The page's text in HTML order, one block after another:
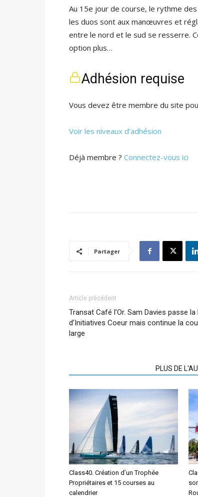
Au 15e jour de course, le rythme
les duos sont aux manœuvres et
entre le nord et le sud se resserre.
option plus…
Adhésion requise
Vous devez être membre du site
Voir les niveaux d’adhésion
Déjà membre ? Connectez-vous ici
Partager
Article précédent
Transat Café l’Or. Sam Davies passe la
d’Initiatives Coeur mais continue la
large
PLUS DE
Class40. Création d’un Trophée
Propriétaires et 15 courses au
calendrier